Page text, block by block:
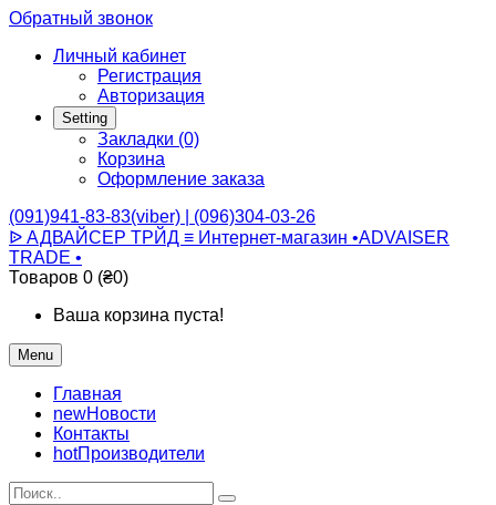
Обратный звонок
Личный кабинет
Регистрация
Авторизация
Setting
Закладки (0)
Корзина
Оформление заказа
(091)941-83-83(viber) | (096)304-03-26
ᐉ АДВАЙСЕР ТРЙД ≡ Интернет-магазин •ADVAISER
TRADE •
Товаров 0 (₴0)
Ваша корзина пуста!
Menu
Главная
newНовости
Контакты
hotПроизводители